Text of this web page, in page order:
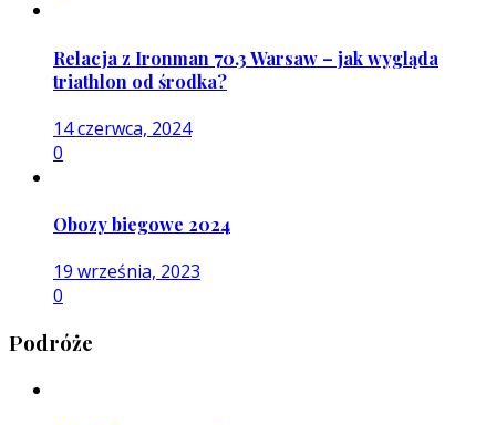
Relacja z Ironman 70.3 Warsaw – jak wygląda
triathlon od środka?
14 czerwca, 2024
0
Obozy biegowe 2024
19 września, 2023
0
Podróże